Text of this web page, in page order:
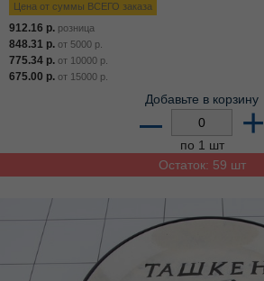
Цена от суммы ВСЕГО заказа
912.16 р. розница
848.31 р. от 5000 р.
775.34 р. от 10000 р.
675.00 р. от 15000 р.
Добавьте в корзину
– +
по 1 шт
Остаток: 59 шт